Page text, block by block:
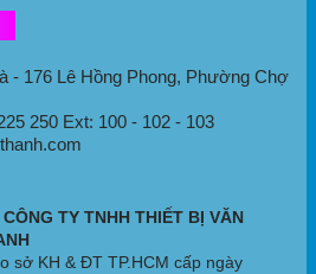
- 176 Lê Hồng Phong, Phường Chợ
250 Ext: 100 - 102 - 103
CÔNG TY TNHH THIẾT BỊ VĂN
sở KH & ĐT TP.HCM cấp ngày